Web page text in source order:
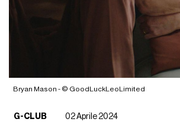
Bryan Mason - © GoodLuckLeoLimited
G-CLUB
02 Aprile 2024